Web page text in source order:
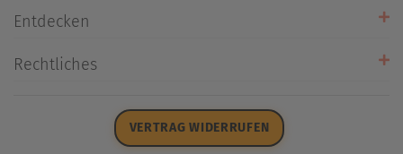
Entdecken
Öffnungszeiten
Rechtliches
VERTRAG WIDERRUFEN